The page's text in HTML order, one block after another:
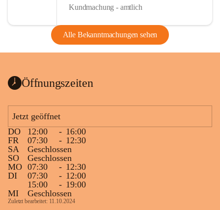
Kundmachung - amtlich
Alle Bekanntmachungen sehen
Öffnungszeiten
Jetzt geöffnet
DO
12:00 - 16:00
FR
07:30 - 12:30
SA
Geschlossen
SO
Geschlossen
MO 07:30 - 12:30
DI
07:30 - 12:00
15:00
- 19:00
MI
Geschlossen
Zuletzt bearbeitet: 11.10.2024